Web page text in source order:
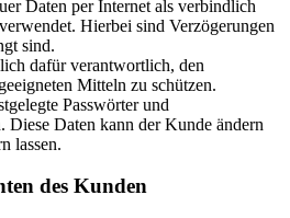
Daten per Internet als verbindlich
Hierbei sind Verzögerungen
sind.
dafür verantwortlich, den
Mitteln zu schützen.
Passwörter und
Diese Daten kann der Kunde ändern
lassen.
des Kunden